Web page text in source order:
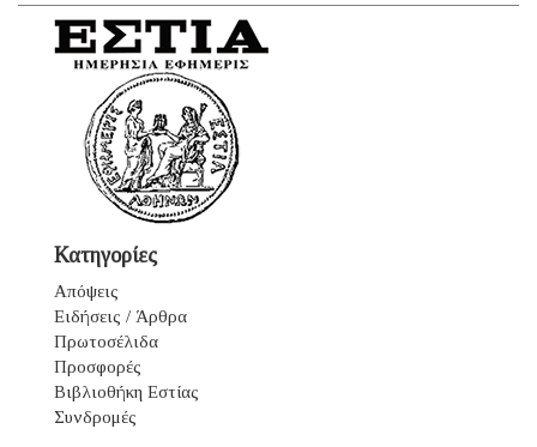
Κατηγορίες
Απόψεις
Ειδήσεις / Άρθρα
Πρωτοσέλιδα
Προσφορές
Βιβλιοθήκη Εστίας
Συνδρομές